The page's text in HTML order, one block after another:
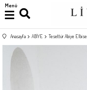
Menü
Anasayfa ABİYE Tesettür Abiye Elbise